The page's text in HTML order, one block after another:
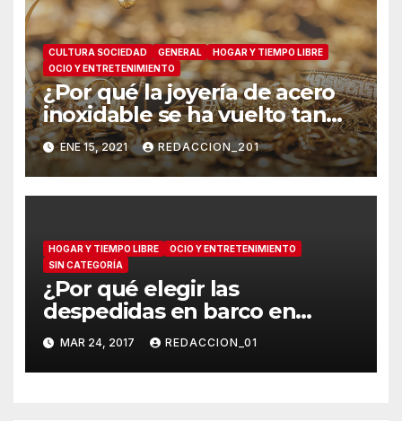
CULTURA SOCIEDAD GENERAL
HOGAR Y TIEMPO LIBRE
OCIO Y ENTRETENIMIENTO
¿Por qué la joyería de acero
inoxidable se ha vuelto tan
popular?
ENE 15, 2021 REDACCION_201
HOGAR Y TIEMPO LIBRE
OCIO Y ENTRETENIMIENTO
SIN CATEGORÍA
¿Por qué elegir las
despedidas en barco en
Salou?
MAR 24, 2017 REDACCION_01